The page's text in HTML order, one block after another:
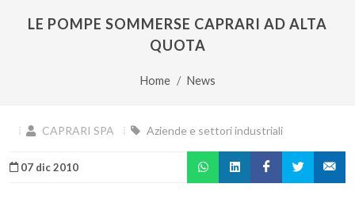
LE POMPE SOMMERSE CAPRARI AD ALTA
QUOTA
Home News
CAPRARI SPA Aziende e settori industriali
07 dic 2010